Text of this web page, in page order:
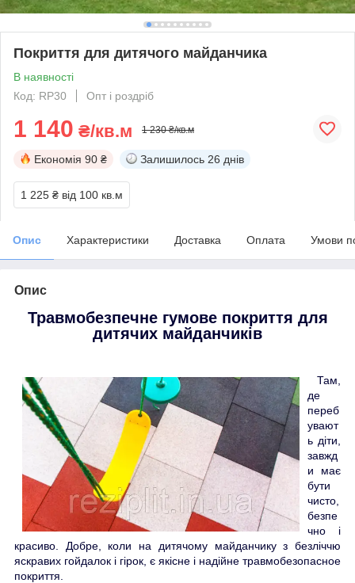
Покриття для дитячого майданчика
В наявності
Код: RP30
Опт і роздріб
1 140 ₴/кв.м 1 230 ₴/кв.м
Економія 90 ₴ Залишилось 26 днів
1 225 ₴ від 100 кв.м
Опис Характеристики Доставка Оплата Умови
Опис
Травмобезпечне гумове покриття для
дитячих майданчиків
Там,
де
переб
увают
ь діти,
завжд
и має
бути
чисто,
безпе
чно і
красиво. Добре, коли на дитячому майданчику з безліччю
яскравих гойдалок і гірок, є якісне і надійне травмобезопасное
покриття.